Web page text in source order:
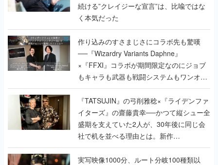
続ける”クレイジーな宣言”は、比喩ではな
く本気だった
作り込みのすさまじさにコラボ先も驚嘆
──『Wizardry Variants Daphne』
×『FFXI』コラボが期間限定なのにジョブ
もキャラも武器も戦闘システムもワンオフ
で作り込まれた理由を両ディレクターに聞
く
『TATSUJIN』の弓削雅稔×『ライデンファ
イターズ』の齋藤貴幸──かつて縦シュー全
盛期を支えていた2人が、30年後に同じ会
社で机を並べる理由とは。新作
『TATSUJIN EXTREME』で初タッグを組
んだレジェンド2人に訊く開発秘話
実写映像1000分、ルート分岐100種類以